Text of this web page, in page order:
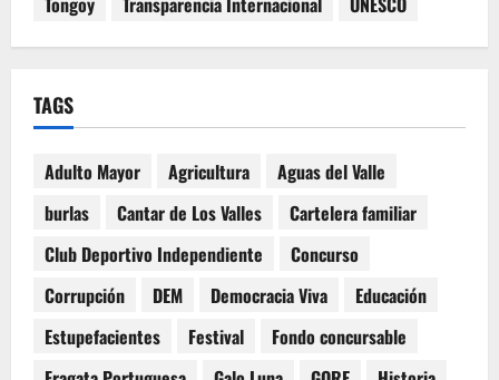
TAGS
Adulto Mayor Agricultura
Aguas del Valle
burlas
Cantar de Los Valles
Cartelera familiar
Club Deportivo Independiente
Concurso
Corrupción
DEM Democracia Viva
Educación
Estupefacientes
Festival
Fondo concursable